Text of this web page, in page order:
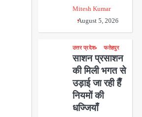
Mitesh Kumar
August 5, 2026
उत्तर प्रदेश फतेहपुर
साशन प्रसाशन
की मिली भगत से
उड़ाई जा रही हैँ
नियमों की
धज्जियाँ